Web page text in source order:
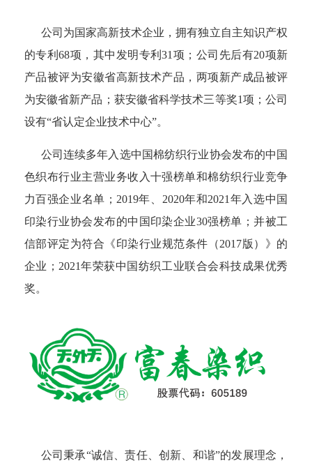
公司为国家高新技术企业，拥有独立自主知识产权
的专利68项，其中发明专利31项；公司先后有20项新
产品被评为安徽省高新技术产品，两项新产成品被评
为安徽省新产品；获安徽省科学技术三等奖1项；公司
设有“省认定企业技术中心”。
公司连续多年入选中国棉纺织行业协会发布的中国
色织布行业主营业务收入十强榜单和棉纺织行业竞争
力百强企业名单；2019年、2020年和2021年入选中国
印染行业协会发布的中国印染企业30强榜单；并被工
信部评定为符合《印染行业规范条件（2017版）》的
企业；2021年荣获中国纺织工业联合会科技成果优秀
奖。
公司秉承“诚信、责任、创新、和谐”的发展理念，